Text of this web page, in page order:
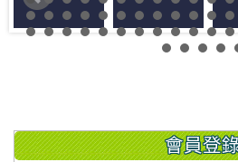
會員登